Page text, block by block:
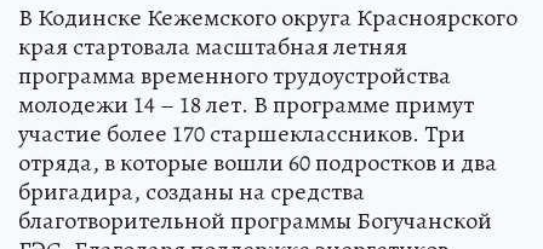
В Кодинске Кежемского округа Красноярского
края стартовала масштабная летняя
программа временного трудоустройства
молодежи 14 – 18 лет. В программе примут
участие более 170 старшеклассников. Три
отряда, в которые вошли 60 подростков и два
бригадира, созданы на средства
благотворительной программы Богучанской